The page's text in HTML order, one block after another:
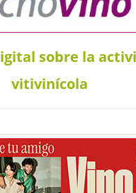
sobre la
vitivinícola